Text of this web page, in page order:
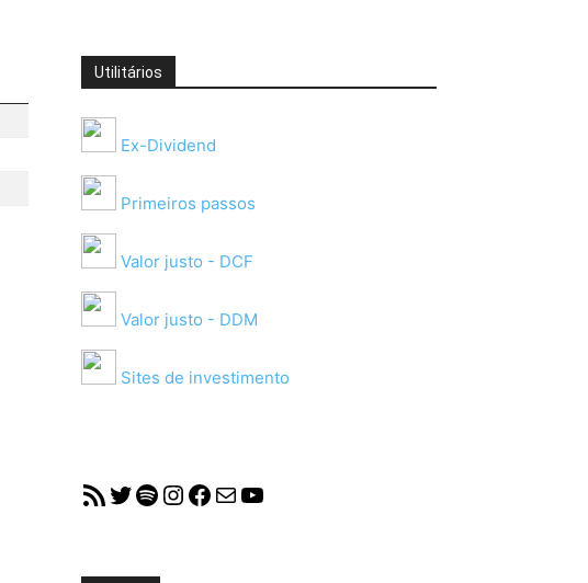
Utilitários
Ex-Dividend
Primeiros passos
Valor justo - DCF
Valor justo - DDM
Sites de investimento
RSS FeedTwitter
Spotify
Instagram
Facebook
MailYouTube